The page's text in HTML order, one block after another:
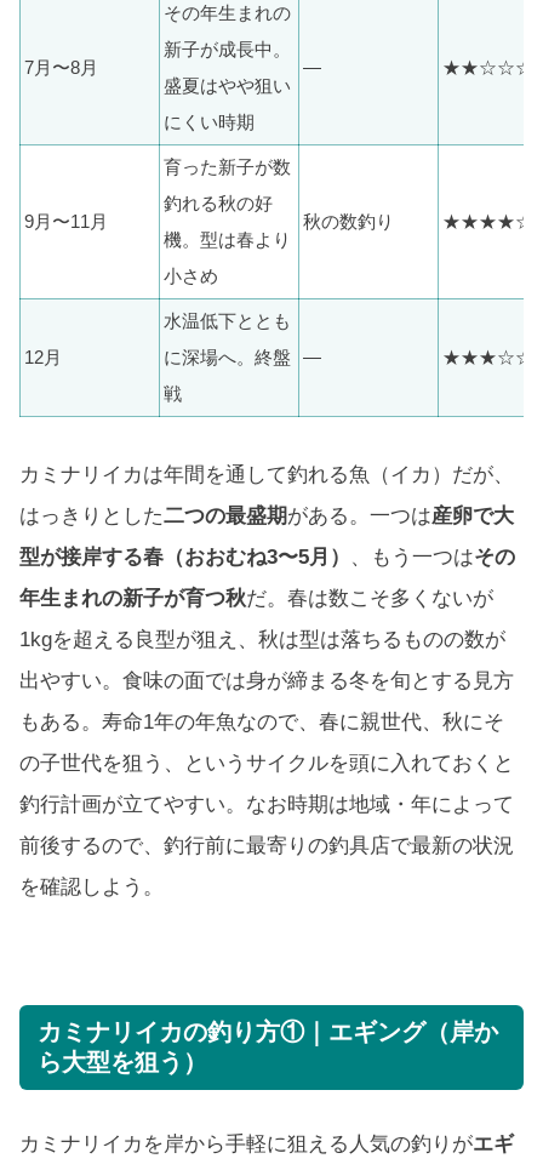
7月〜8月
その年生まれの
新子が成長中。
盛夏はやや狙い
にくい時期
— ★★☆☆☆
9月〜11月
育った新子が数
釣れる秋の好
機。型は春より
小さめ
秋の数釣り ★★★★☆
12月
水温低下ととも
に深場へ。終盤
戦
— ★★★☆☆
カミナリイカは年間を通して釣れる魚（イカ）だが、
はっきりとした二つの最盛期がある。一つは産卵で大
型が接岸する春（おおむね3〜5月）
、もう一つはその
年生まれの新子が育つ秋だ。春は数こそ多くないが
1kgを超える良型が狙え、秋は型は落ちるものの数が
出やすい。食味の面では身が締まる冬を旬とする見方
もある。寿命1年の年魚なので、春に親世代、秋にそ
の子世代を狙う、というサイクルを頭に入れておくと
釣行計画が立てやすい。なお時期は地域・年によって
前後するので、釣行前に最寄りの釣具店で最新の状況
を確認しよう。
カミナリイカの釣り方①｜エギング（岸か
ら大型を狙う）
カミナリイカを岸から手軽に狙える人気の釣りがエギ